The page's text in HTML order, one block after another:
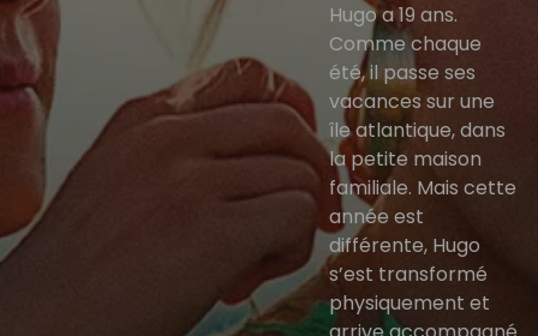
Hugo a 19 ans.
Comme chaque
été, il passe ses
vacances sur une
île atlantique, dans
la petite maison
familiale. Mais cette
année est
différente, Hugo
s’est transformé
physiquement et